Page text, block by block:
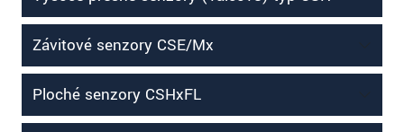
Závitové senzory CSE/Mx
Ploché senzory CSHxFL